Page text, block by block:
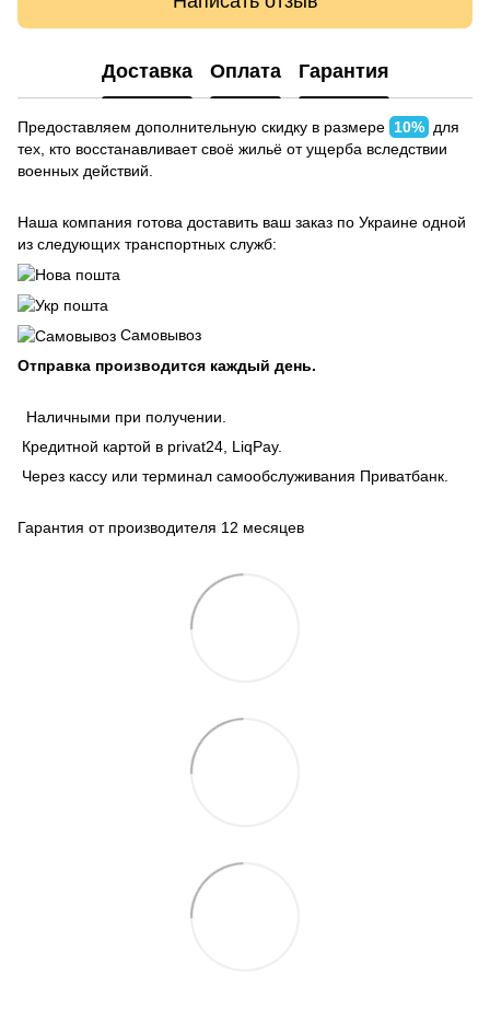
Доставка Оплата Гарантия
Предоставляем дополнительную скидку в размере 10% для
тех, кто восстанавливает своё жильё от ущерба вследствии
военных действий.
Наша компания готова доставить ваш заказ по Украине одной
из следующих транспортных служб:
Самовывоз
Отправка производится каждый день.
Наличными при получении.
Кредитной картой в privat24, LiqPay.
Через кассу или терминал самообслуживания Приватбанк.
Гарантия от производителя 12 месяцев